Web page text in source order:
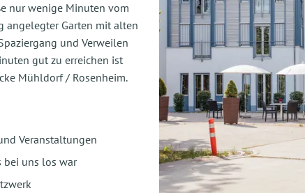
nur wenige Minuten vom
angelegter Garten mit alten
und Verweilen
gut zu erreichen ist
Mühldorf / Rosenheim.
Veranstaltungen
bei uns los war